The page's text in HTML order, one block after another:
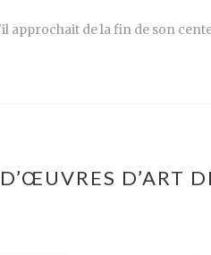
approchait de la fin de son
D’ART